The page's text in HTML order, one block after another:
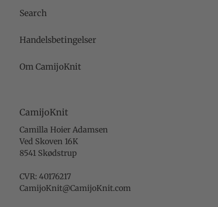
Search
Handelsbetingelser
Om CamijoKnit
CamijoKnit
Camilla Hoier Adamsen
Ved Skoven 16K
8541 Skødstrup
CVR: 40176217
CamijoKnit@CamijoKnit.com